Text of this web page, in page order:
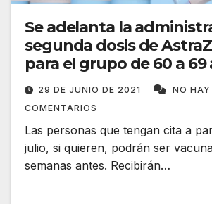
Se adelanta la
segunda dosis de
para el grupo de 60 a 69
29 DE JUNIO DE 2021
NO HAY
COMENTARIOS
Las personas que tengan cita a
julio, si quieren, podrán ser
semanas antes. Recibirán…